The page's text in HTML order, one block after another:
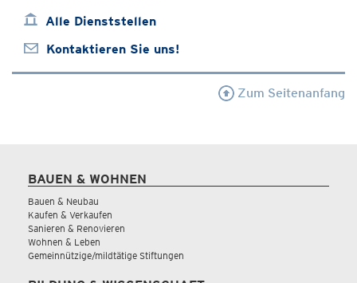
Alle Dienststellen
Kontaktieren Sie uns!
Zum Seitenanfang
BAUEN & WOHNEN
Bauen & Neubau
Kaufen & Verkaufen
Sanieren & Renovieren
Wohnen & Leben
Gemeinnützige/mildtätige Stiftungen